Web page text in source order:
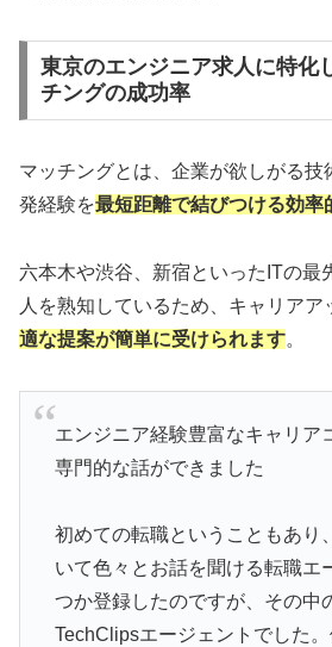
東京のエンジニア求人に特化
チングの成功率
マッチングとは、企業が欲しがる技
発経験を最短距離で結びつける効率
六本木や渋谷、新宿といったITの最
人を熟知しているため、キャリアア
適な提案が簡単に受けられます。
エンジニア経験豊富なキャリア
専門的な話ができました
初めての転職ということもあり
いて色々とお話を聞ける転職エ
つか登録したのですが、その中
TechClipsエージェントでした